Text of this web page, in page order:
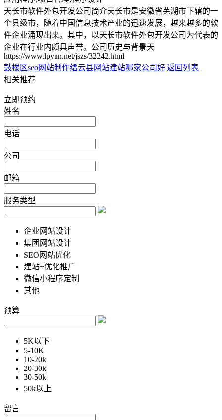
天长市软件外包开发公司简介天长市是安徽省芜湖市下辖的一
个县级市，随着中国信息技术产业的迅速发展，越来越多的软
件企业涌现出来。其中，以天长市软件外包开发公司为代表的
企业在行业内颇具声誉。公司历史与背景天
https://www.lpyun.net/jszs/32242.html
鼓楼区seo网站制作缙云县网站建站哪家公司好 返回列表
相关推荐
立即预约
姓名
电话
公司
邮箱
服务类型
企业网站设计
集团网站设计
SEO网站优化
建站+优化推广
微信小程序定制
其他
预算
5K以下
5-10K
10-20k
20-30k
30-50k
50k以上
留言